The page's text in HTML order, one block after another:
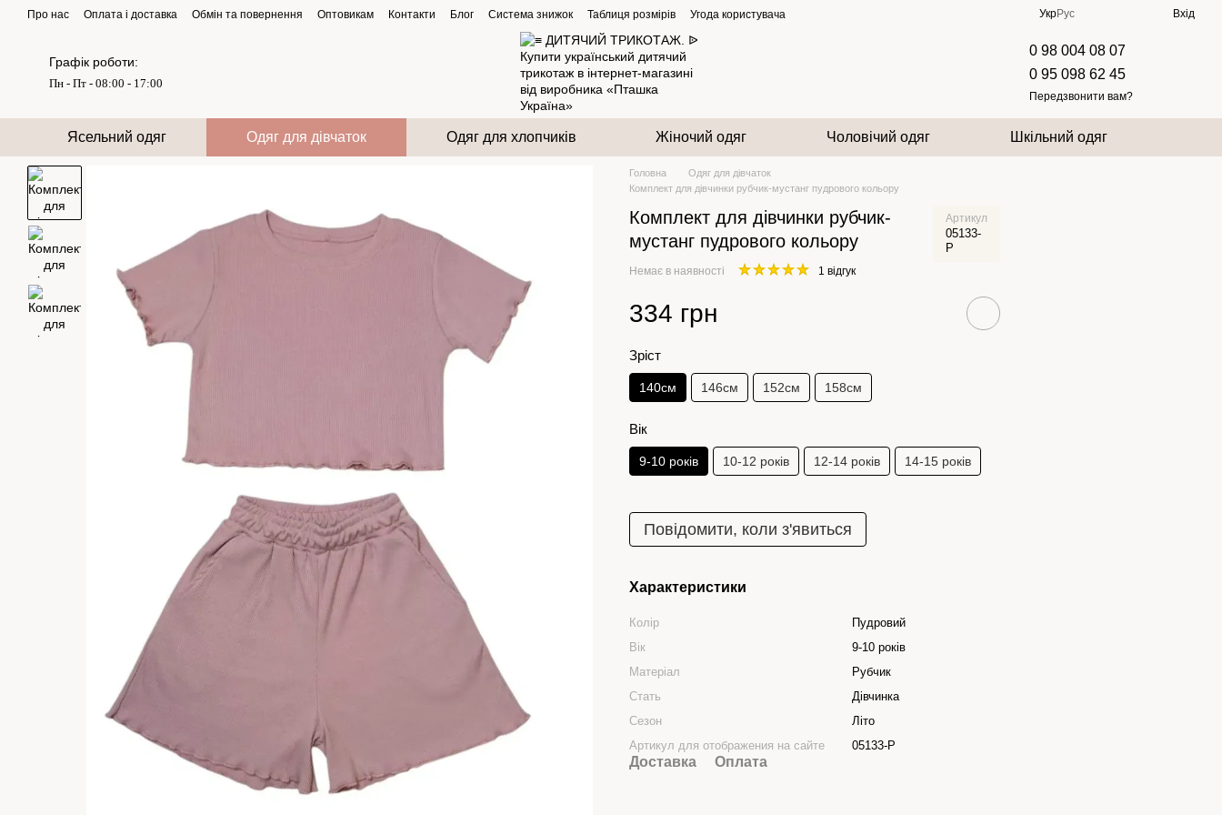
Перейти до основного контенту
Про нас Оплата і доставка Обмін та повернення Оптовикам Контакти Блог Система знижок Таблиця розмірів Угода користувача УкрРус Вхід
Графік роботи:
Пн - Пт - 08:00 - 17:00
0 98 004 08 07
0 95 098 62 45
Передзвонити вам?
Ясельний одяг Одяг для дівчаток Одяг для хлопчиків Жіночий одяг Чоловічий одяг Шкільний одяг
Головна
Одяг для дівчаток
Комплект для дівчинки рубчик-мустанг пудрового кольору
Комплект для дівчинки рубчик-
мустанг пудрового кольору
Артикул
05133-
P
Немає в наявності 1 відгук
334 грн
Зріст
140см 146см 152см 158см
Вік
9-10 років 10-12 років 12-14 років 14-15 років
Повідомити, коли з'явиться
Характеристики
Колір
Пудровий
Вік
9-10 років
Матеріал
Рубчик
Стать
Дівчинка
Сезон
Літо
Артикул для отображения на сайте
05133-P
Доставка Оплата